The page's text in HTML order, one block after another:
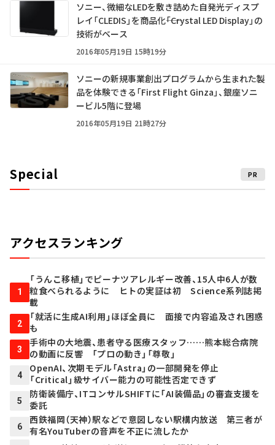
ソニー、微細なLEDを敷き詰めた自発光ディスプ
レイ「CLEDIS」を商品化――「Crystal LED Display」の
技術がベース
2016年05月19日 15時19分
ソニーの新規事業創出プログラムから生まれた製
品を体験できる「First Flight Ginza」、銀座ソニ
ービル5階に登場
2016年05月19日 21時27分
Special PR
アクセスランキング
1
「うんこ移植」でピーナツアレルギー改善、15人中6人が数
粒食べられるように ヒトの実証は初 Science系列誌掲
載
2
「就活に生成AI利用」ほぼ全員に 面接で内容追及され困惑
も
3
手術中の大地震、患者守る医療スタッフ……熊本総合病院
の動画に反響 「プロの動き」「尊敬」
4
OpenAI、次期モデル「Astra」の一部開発を停止
「Critical」級サイバー能力の可能性否定できず
5
防衛装備庁、ITコンサルSHIFTに「AI装備品」の審査支援を
委託
6
西鉄福岡（天神）駅などで意図しない駅構内放送 第三者が
有名YouTuberの音声を不正に流したか